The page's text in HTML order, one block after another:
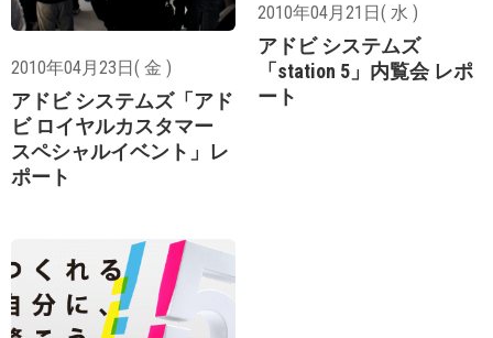
2010年04月23日( 金 )
アドビ システムズ「アド
ビ ロイヤルカスタマー
スペシャルイベント」レ
ポート
2010年04月21日( 水 )
アドビ システムズ
「station 5」内覧会 レポ
ート